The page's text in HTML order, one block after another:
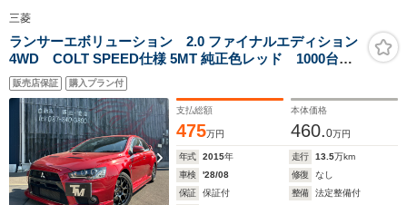
三菱
ランサーエボリューション 2.0 ファイナルエディション
4WD COLT SPEED仕様 5MT 純正色レッド 1000台限
定車 シリアルナンバー BBS18インチ 車高調
販売店保証 購入プラン付
支払総額
475万円
本体価格
460.0万円
年式 2015年 走行 13.5万km
車検
'28/08 修復
なし
保証
保証付 整備
法定整備付